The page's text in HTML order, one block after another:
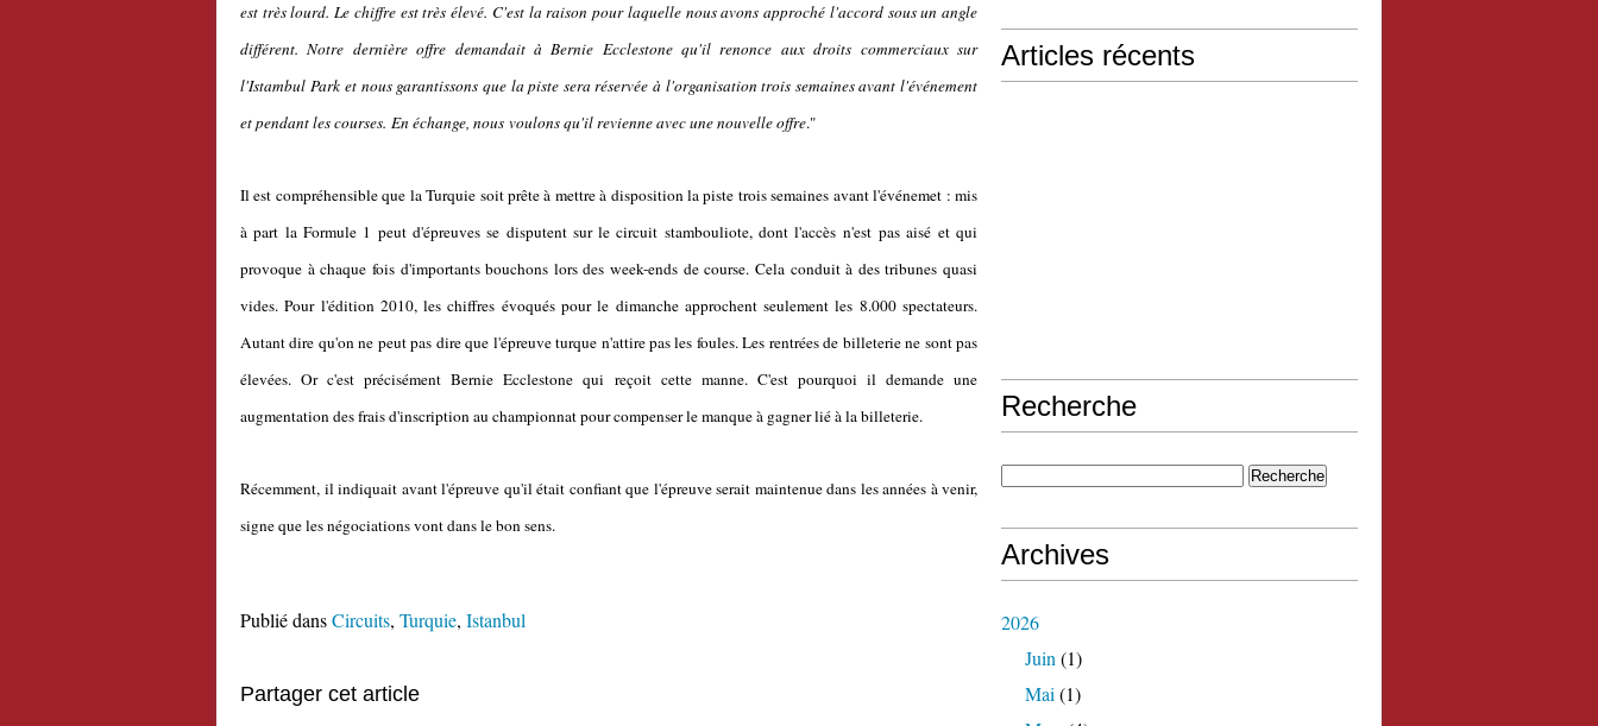
est très lourd. Le chiffre est très élevé. C'est la raison pour laquelle nous avons approché l'accord sous un angle
différent. Notre dernière offre demandait à Bernie Ecclestone qu'il renonce aux droits commerciaux sur
l'Istambul Park et nous garantissons que la piste sera réservée à l'organisation trois semaines avant l'événement
et pendant les courses. En échange, nous voulons qu'il revienne avec une nouvelle offre."
Il est compréhensible que la Turquie soit prête à mettre à disposition la piste trois semaines avant l'événemet : mis
à part la Formule 1 peut d'épreuves se disputent sur le circuit stambouliote, dont l'accès n'est pas aisé et qui
provoque à chaque fois d'importants bouchons lors des week-ends de course. Cela conduit à des tribunes quasi
vides. Pour l'édition 2010, les chiffres évoqués pour le dimanche approchent seulement les 8.000 spectateurs.
Autant dire qu'on ne peut pas dire que l'épreuve turque n'attire pas les foules. Les rentrées de billeterie ne sont pas
élevées. Or c'est précisément Bernie Ecclestone qui reçoit cette manne. C'est pourquoi il demande une
augmentation des frais d'inscription au championnat pour compenser le manque à gagner lié à la billeterie.
Récemment, il indiquait avant l'épreuve qu'il était confiant que l'épreuve serait maintenue dans les années à venir,
signe que les négociations vont dans le bon sens.
Publié dansCircuits, Turquie, Istanbul
Partager cet article
Articles récents
Recherche
Archives
2026
Juin (1)
Mai (1)